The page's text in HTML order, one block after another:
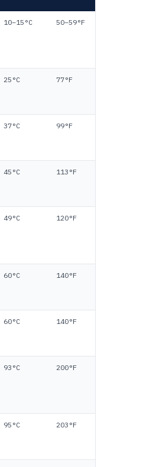
10–15°C 50–59°F
25°C 77°F
37°C 99°F
45°C 113°F
49°C 120°F
60°C 140°F
60°C 140°F
93°C 200°F
95°C 203°F